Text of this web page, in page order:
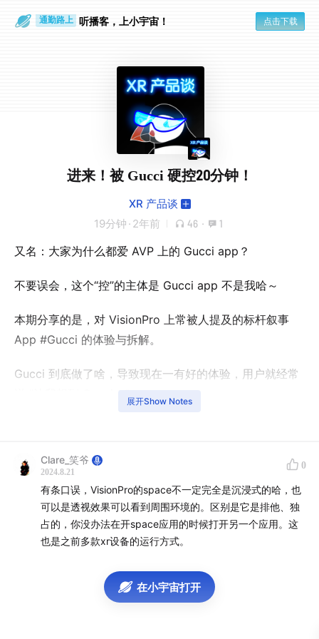
通勤路上 听播客，上小宇宙！ 点击下载
进来！被 Gucci 硬控20分钟！
XR 产品谈
19分钟 · 2年前 46 · 1
又名：大家为什么都爱 AVP 上的 Gucci app？
不要误会，这个“控”的主体是 Gucci app 不是我哈～
本期分享的是，对 VisionPro 上常被人提及的标杆叙事
App #Gucci 的体验与拆解。
Gucci 到底做了啥，导致现在一有好的体验，用户就经常
说 ”让我想到 Gucci？“
如果你有 VisionPro 但还没体验过 Gucci，建议你现在就
停下收听先去下载体验。
—————————————————————————
————————
展开Show Notes
Clare_笑爷
2024.8.21
0
有条口误，VisionPro的space不一定完全是沉浸式的哈，也
可以是透视效果可以看到周围环境的。区别是它是排他、独
占的，你没办法在开space应用的时候打开另一个应用。这
也是之前多款xr设备的运行方式。
在小宇宙打开